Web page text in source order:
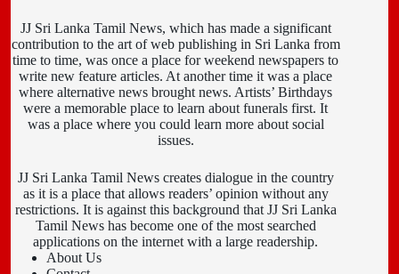
JJ Sri Lanka Tamil News, which has made a significant
contribution to the art of web publishing in Sri Lanka from
time to time, was once a place for weekend newspapers to
write new feature articles. At another time it was a place
where alternative news brought news. Artists’ Birthdays
were a memorable place to learn about funerals first. It
was a place where you could learn more about social
issues.
JJ Sri Lanka Tamil News creates dialogue in the country
as it is a place that allows readers’ opinion without any
restrictions. It is against this background that JJ Sri Lanka
Tamil News has become one of the most searched
applications on the internet with a large readership.
About Us